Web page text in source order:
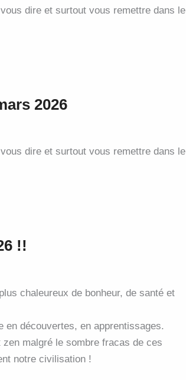
dire et surtout vous remettre dans le
2026
dire et surtout vous remettre dans le
!!
chaleureux de bonheur, de santé et
en découvertes, en apprentissages.
malgré le sombre fracas de ces
notre civilisation !